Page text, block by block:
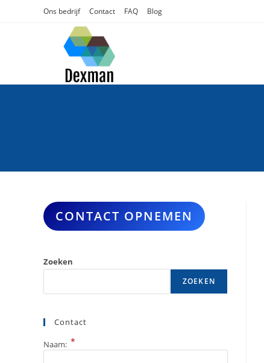
Ons bedrijf Contact FAQ Blog
CONTACT OPNEMEN
Zoeken
ZOEKEN
Contact
Naam: *